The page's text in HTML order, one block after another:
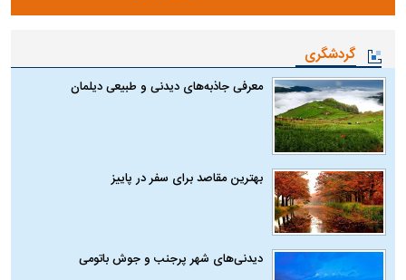
گردشگری
معرفی جاذبه‌های دیدنی و طبیعی دیلمان
بهترین مقاصد برای سفر در پاییز
دیدنی‌های شهر پرجنب و جوش باتومی